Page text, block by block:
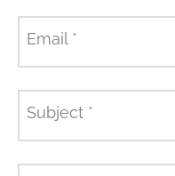
Email *
Subject *